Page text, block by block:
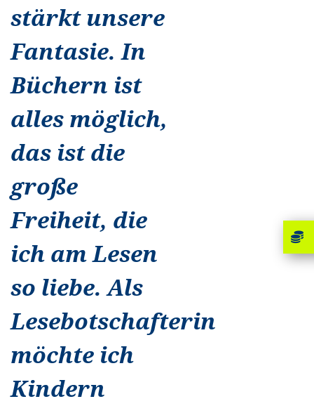
stärkt unsere
Fantasie. In
Büchern ist
alles möglich,
das ist die
große
Freiheit, die
ich am Lesen
so liebe. Als
Lesebotschafterin
möchte ich
Kindern